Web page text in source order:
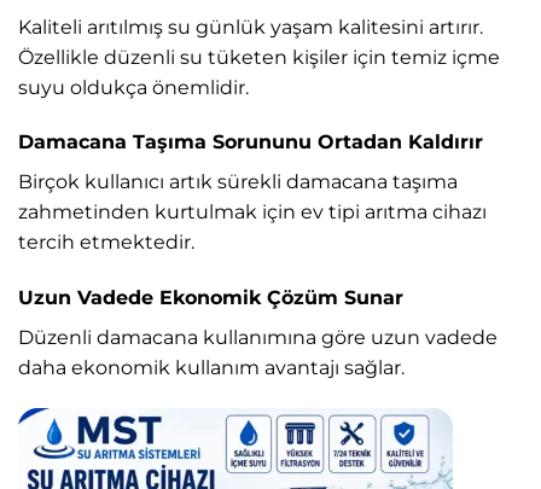
Kaliteli arıtılmış su günlük yaşam kalitesini artırır.
Özellikle düzenli su tüketen kişiler için temiz içme
suyu oldukça önemlidir.
Damacana Taşıma Sorununu Ortadan Kaldırır
Birçok kullanıcı artık sürekli damacana taşıma
zahmetinden kurtulmak için ev tipi arıtma cihazı
tercih etmektedir.
Uzun Vadede Ekonomik Çözüm Sunar
Düzenli damacana kullanımına göre uzun vadede
daha ekonomik kullanım avantajı sağlar.